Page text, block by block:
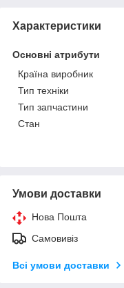
Характеристики
Основні атрибути
Країна виробник
Тип техніки
Тип запчастини
Стан
Умови доставки
Нова Пошта
Самовивіз
Всі умови доставки